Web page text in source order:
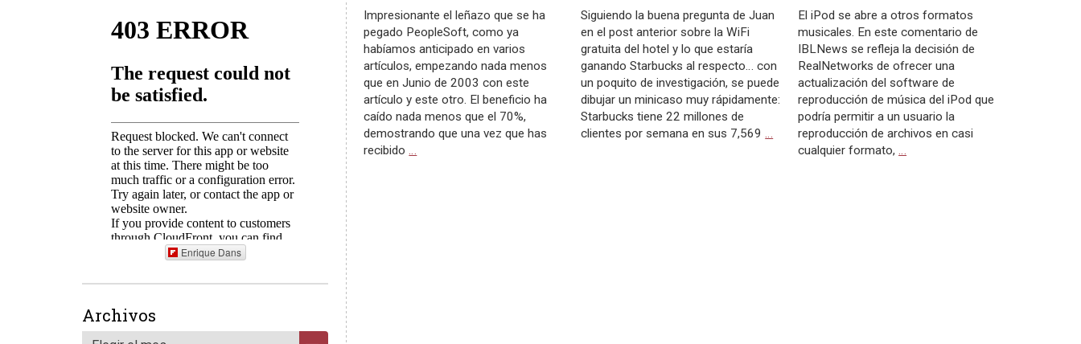
Impresionante el leñazo que se ha
pegado PeopleSoft, como ya
habíamos anticipado en varios
artículos, empezando nada menos
que en Junio de 2003 con este
artículo y este otro. El beneficio ha
caído nada menos que el 70%,
demostrando que una vez que has
recibido…
Siguiendo la buena pregunta de Juan
en el post anterior sobre la WiFi
gratuita del hotel y lo que estaría
ganando Starbucks al respecto… con
un poquito de investigación, se puede
dibujar un minicaso muy rápidamente:
Starbucks tiene 22 millones de
clientes por semana en sus 7,569…
El iPod se abre a otros formatos
musicales. En este comentario de
IBLNews se refleja la decisión de
RealNetworks de ofrecer una
actualización del software de
reproducción de música del iPod que
podría permitir a un usuario la
reproducción de archivos en casi
cualquier formato,…
Enrique Dans
Archivos